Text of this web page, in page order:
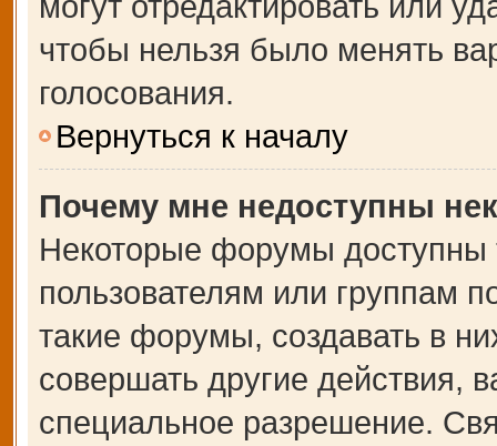
чтобы нельзя было менять
голосования.
Вернуться к началу
Почему мне недоступны
Некоторые форумы доступны
пользователям или группам
такие форумы, создавать в
совершать другие действия,
специальное разрешение.